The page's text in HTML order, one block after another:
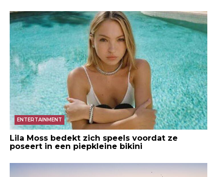
ENTERTAINMENT
Lila Moss bedekt zich speels voordat ze
poseert in een piepkleine bikini